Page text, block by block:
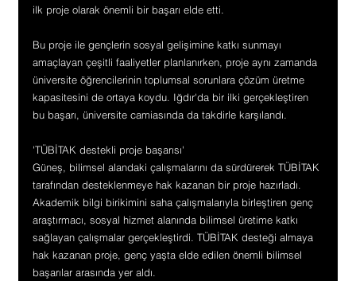
ilk proje olarak önemli bir başarı elde etti.
Bu proje ile gençlerin sosyal gelişimine katkı sunmayı
amaçlayan çeşitli faaliyetler planlanırken, proje aynı zamanda
üniversite öğrencilerinin toplumsal sorunlara çözüm üretme
kapasitesini de ortaya koydu. Iğdır'da bir ilki gerçekleştiren
bu başarı, üniversite camiasında da takdirle karşılandı.
'TÜBİTAK destekli proje başarısı'
Güneş, bilimsel alandaki çalışmalarını da sürdürerek TÜBİTAK
tarafından desteklenmeye hak kazanan bir proje hazırladı.
Akademik bilgi birikimini saha çalışmalarıyla birleştiren genç
araştırmacı, sosyal hizmet alanında bilimsel üretime katkı
sağlayan çalışmalar gerçekleştirdi. TÜBİTAK desteği almaya
hak kazanan proje, genç yaşta elde edilen önemli bilimsel
başarılar arasında yer aldı.